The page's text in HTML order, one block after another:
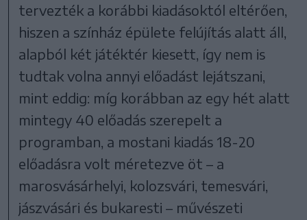
tervezték a korábbi kiadásoktól eltérően,
hiszen a színház épülete felújítás alatt áll,
alapból két játéktér kiesett, így nem is
tudtak volna annyi előadást lejátszani,
mint eddig: míg korábban az egy hét alatt
mintegy 40 előadás szerepelt a
programban, a mostani kiadás 18-20
előadásra volt méretezve öt – a
marosvásárhelyi, kolozsvári, temesvári,
jászvásári és bukaresti – művészeti